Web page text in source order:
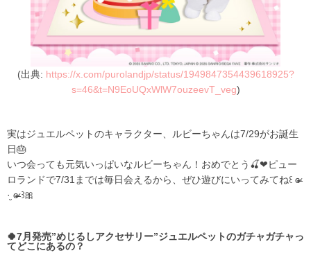
(出典: https://x.com/purolandjp/status/1949847354439618925?
s=46&t=N9EoUQxWlW7ouzeevT_veg)
実はジュエルペットのキャラクター、ルビーちゃんは7/29がお誕生
日🎂
いつ会っても元気いっぱいなルビーちゃん！おめでとう🍒❤ピュー
ロランドで7/31までは毎日会えるから、ぜひ遊びにいってみてね꒰ ɞ̴̶̷
·̮ ɞ̴̶̷ ꒱🎀
🍀7月発売”めじるしアクセサリー”ジュエルペットのガチャガチャっ
てどこにあるの？